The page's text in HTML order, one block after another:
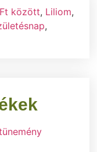
között, Liliom,
,